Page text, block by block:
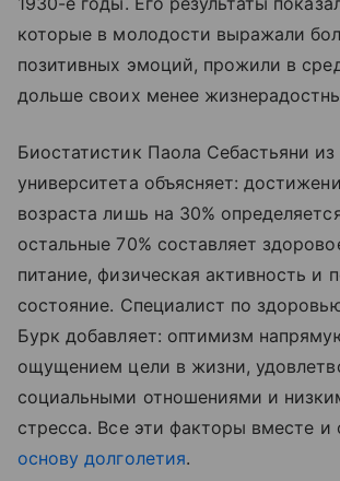
которые в молодости выражали
позитивных эмоций, прожили в
дольше своих менее
Биостатистик Паола Себастьяни
университета объясняет:
возраста лишь на 30%
остальные 70% составляет
питание, физическая активность и
состояние. Специалист по
Бурк добавляет: оптимизм
ощущением цели в жизни,
социальными отношениями и
стресса. Все эти факторы вместе
основу долголетия.